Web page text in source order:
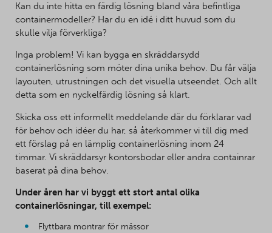
Kan du inte hitta en färdig lösning bland våra befintliga
containermodeller? Har du en idé i ditt huvud som du
skulle vilja förverkliga?
Inga problem! Vi kan bygga en skräddarsydd
containerlösning som möter dina unika behov. Du får välja
layouten, utrustningen och det visuella utseendet. Och allt
detta som en nyckelfärdig lösning så klart.
Skicka oss ett informellt meddelande där du förklarar vad
för behov och idéer du har, så återkommer vi till dig med
ett förslag på en lämplig containerlösning inom 24
timmar. Vi skräddarsyr kontorsbodar eller andra containrar
baserat på dina behov.
Under åren har vi byggt ett stort antal olika
containerlösningar, till exempel:
Flyttbara montrar för mässor